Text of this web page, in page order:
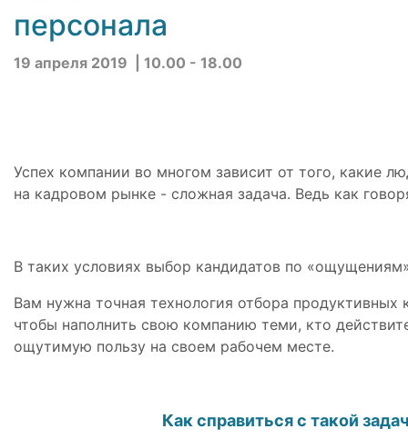
персонала
19 апреля 2019 | 10.00 - 18.00
Успех компании во многом зависит от того, какие
на кадровом рынке - сложная задача. Ведь как
В таких условиях выбор кандидатов по
Вам нужна точная технология отбора продуктивных
чтобы наполнить свою компанию теми, кто
ощутимую пользу на своем рабочем месте.
Как справиться с такой